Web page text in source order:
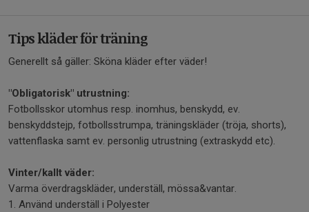
Tips kläder för träning
Generellt så gäller: Sköna kläder efter väder!
"Obligatorisk" utrustning:
Fotbollsskor utomhus resp. inomhus, benskydd, ev.
benskyddstejp, fotbollsstrumpa, träningskläder (tröja, shorts),
vattenflaska samt ev. personlig utrustning (extraskydd etc).
Vinter/kallt väder:
Varma överdragskläder, underställ, mössa&vantar.
1. Använd underställ i Polyester